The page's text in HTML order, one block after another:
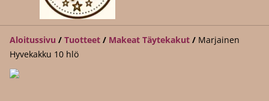
Aloitussivu / Tuotteet / Makeat Täytekakut / Marjainen
Hyvekakku 10 hlö